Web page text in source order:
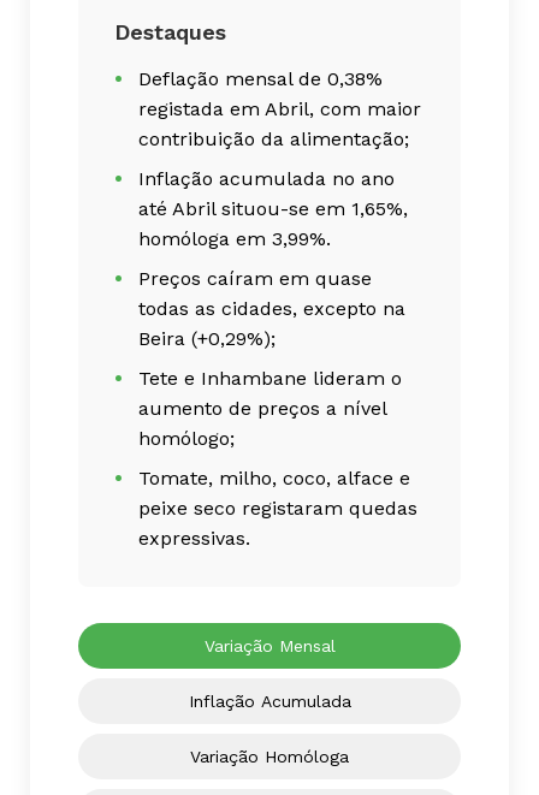
Destaques
Deflação mensal de 0,38%
registada em Abril, com maior
contribuição da alimentação;
Inflação acumulada no ano
até Abril situou-se em 1,65%,
homóloga em 3,99%.
Preços caíram em quase
todas as cidades, excepto na
Beira (+0,29%);
Tete e Inhambane lideram o
aumento de preços a nível
homólogo;
Tomate, milho, coco, alface e
peixe seco registaram quedas
expressivas.
Variação Mensal
Inflação Acumulada
Variação Homóloga